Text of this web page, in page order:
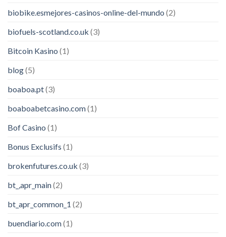
biobike.esmejores-casinos-online-del-mundo (2)
biofuels-scotland.co.uk (3)
Bitcoin Kasino (1)
blog(5)
boaboa.pt(3)
boaboabetcasino.com(1)
Bof Casino (1)
Bonus Exclusifs (1)
brokenfutures.co.uk (3)
bt_,apr_main(2)
bt_apr_common_1 (2)
buendiario.com(1)